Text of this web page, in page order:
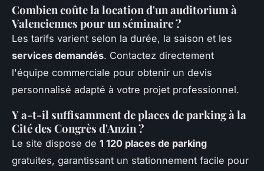
Combien coûte la location d'un auditorium à
Valenciennes pour un séminaire ?
Les tarifs varient selon la durée, la saison et les
services demandés. Contactez directement
l'équipe commerciale pour obtenir un devis
personnalisé adapté à votre projet professionnel.
Y a-t-il suffisamment de places de parking à la
Cité des Congrès d'Anzin ?
Le site dispose de 1 120 places de parking
gratuites, garantissant un stationnement facile pour